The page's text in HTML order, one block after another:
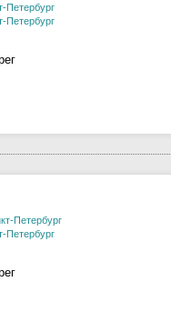
Петербург
Петербург
Петербург
Петербург